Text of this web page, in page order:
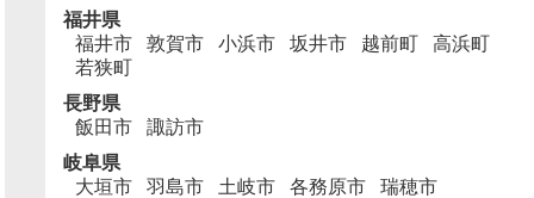
福井県
福井市
敦賀市 小浜市 坂井市 越前町
高浜町
若狭町
長野県
飯田市
諏訪市
岐阜県
大垣市
羽島市 土岐市 各務原市
瑞穂市